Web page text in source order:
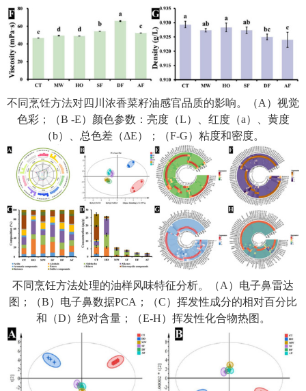
不同烹饪方法对四川浓香菜籽油感官品质的影响。 （A ） 视觉
色彩；（B -E） 颜色参数： 亮度（L） 、红度（a）
、黄度
（b） 、总色差（ΔE） ；（F-G）粘度和密度。
不同烹饪方法处理的油样风味特征分析。（A ）电子鼻雷达
图 ； （B）电子鼻数据PCA ； （C）挥发性成分的相对百分比
和（D）绝对含量； （E-H）挥发性化合物热图。